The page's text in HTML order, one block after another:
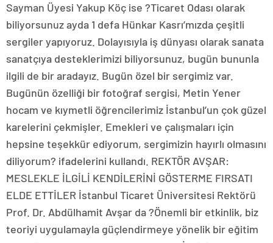
Sayman Üyesi Yakup Köç ise ?Ticaret Odası olarak
biliyorsunuz ayda 1 defa Hünkar Kasrı’mızda çeşitli
sergiler yapıyoruz. Dolayısıyla iş dünyası olarak sanata
sanatçıya desteklerimizi biliyorsunuz, bugün bununla
ilgili de bir aradayız. Bugün özel bir sergimiz var.
Bugünün özelliği bir fotoğraf sergisi, Metin Yener
hocam ve kıymetli öğrencilerimiz İstanbul’un çok güzel
karelerini çekmişler. Emekleri ve çalışmaları için
hepsine teşekkür ediyorum, sergimizin hayırlı olmasını
diliyorum? ifadelerini kullandı. REKTÖR AVŞAR:
MESLEKLE İLGİLİ KENDİLERİNİ GÖSTERME FIRSATI
ELDE ETTİLER İstanbul Ticaret Üniversitesi Rektörü
Prof. Dr. Abdülhamit Avşar da ?Önemli bir etkinlik, biz
teoriyi uygulamayla güçlendirmeye yönelik bir eğitim